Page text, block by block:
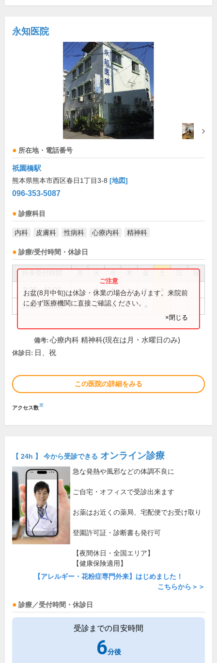
永知医院
所在地・電話番号
祇園橋駅
熊本県熊本市西区春日1丁目3-8 [地図]
096-353-5087
診療科目
内科 皮膚科 性病科 心療内科 精神科
診療/受付時間・休診日
祝
9:00～13:00 ● ● ● ● ●
14:00～18:00 ● ● ●
お盆(8月中旬)は休診・休業の場合があります。来院前
に必ず医療機関に直接ご確認ください。
×閉じる
備考: 心療内科 精神科(現在は月・水曜日のみ)
休診日: 日、祝
この医院の詳細をみる
アクセス数※
【 24h 】 今から受診できる オンライン診療
急な発熱や風邪などの体調不良に
ご自宅・オフィスで受診出来ます
お薬はお近くの薬局、宅配便でお受け取り
登園許可証・診断書も発行可
【夜間休日・全国エリア】
【健康保険適用】
【アレルギー・花粉症専門外来】はじめました！
こちらから＞＞
診療／受付時間・休診日
受診までの目安時間
6分後